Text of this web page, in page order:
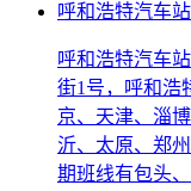
呼和浩特汽车
呼和浩特汽车
街1号，呼和浩
京、天津、淄
沂、太原、郑
期班线有包头